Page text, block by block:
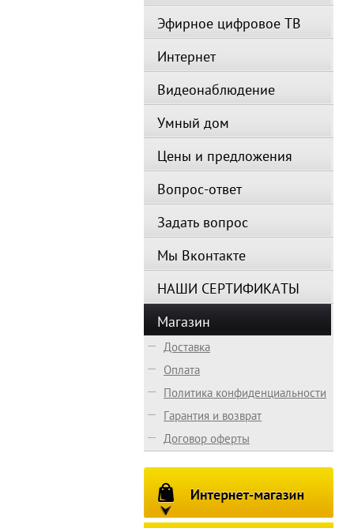
Эфирное цифровое ТВ
Интернет
Видеонаблюдение
Умный дом
Цены и предложения
Вопрос-ответ
Задать вопрос
Мы Вконтакте
НАШИ СЕРТИФИКАТЫ
Магазин
Доставка
Оплата
Политика конфиденциальности
Гарантия и возврат
Договор оферты